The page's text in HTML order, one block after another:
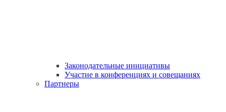
Законодательные инициативы
Участие в конференциях и совещаниях
Партнеры